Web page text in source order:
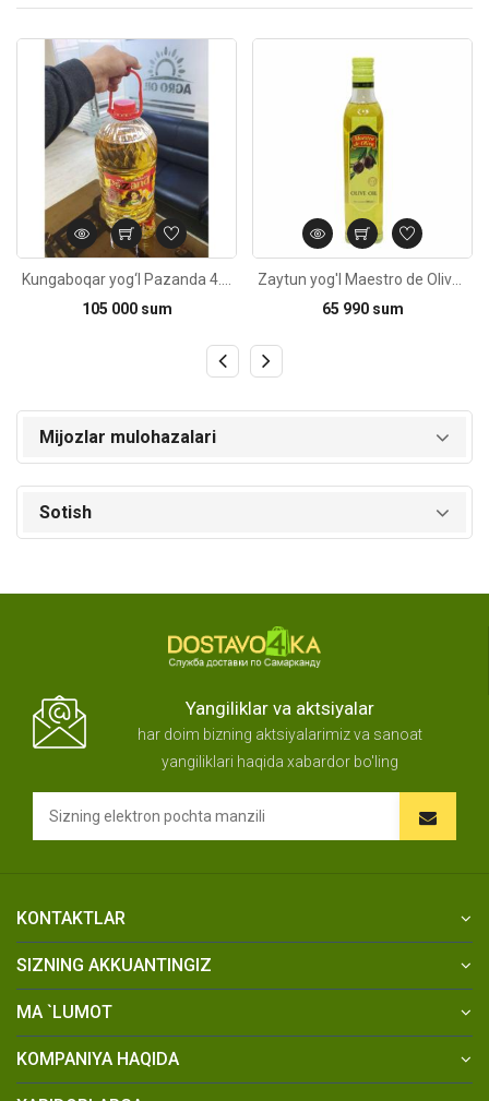
105 000 sum
Kod: 1076
65 990 sum
Mijozlar mulohazalari
Sotish
Yangiliklar va aktsiyalar
har doim bizning aktsiyalarimiz va sanoat
yangiliklari haqida xabardor bo'ling
KONTAKTLAR
SIZNING AKKUANTINGIZ
MA `LUMOT
KOMPANIYA HAQIDA